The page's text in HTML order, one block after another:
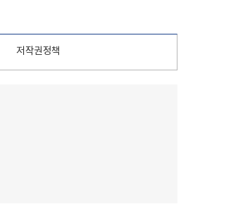
저작권정책